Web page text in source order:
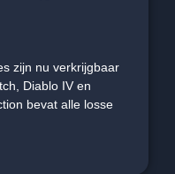
zijn nu verkrijgbaar
Diablo IV en
bevat alle losse